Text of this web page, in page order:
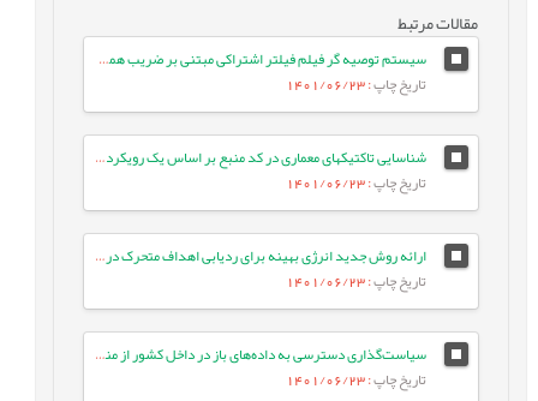
مقالات مرتبط
سیستم توصیه گر فیلم فیلتر اشتراکی مبتنی بر ضریب همبستگی بین کاربران و محاسبه میانگین وزنی امتیازات با دقت بالا
تاریخ چاپ: 1401/06/23
شناسایی تاکتیک‏های معماری در کد منبع بر اساس یک رویکرد معنایی
تاریخ چاپ: 1401/06/23
ارائه روش جدید انرژی بهینه برای ردیابی اهداف متحرک در شبکه حسگر بی¬سیم با استفاده از الگوریتم جستجوی شکار
تاریخ چاپ: 1401/06/23
سیاست‌گذاری دسترسی به داده‌های باز در داخل کشور از منظر صیانت از حریم خصوصی و مالکیت داده‌های شخصی
تاریخ چاپ: 1401/06/23